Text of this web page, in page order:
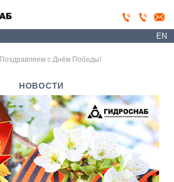
EN
Поздравляем с Днём Победы!
НОВОСТИ